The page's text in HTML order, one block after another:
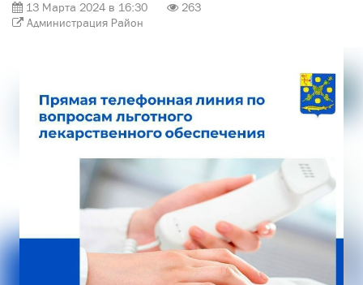
13 Марта 2024 в 16:30
263
Администрация Район